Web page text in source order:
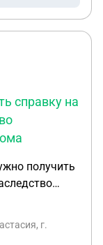
справку на
получить
4 года
нужно
г.